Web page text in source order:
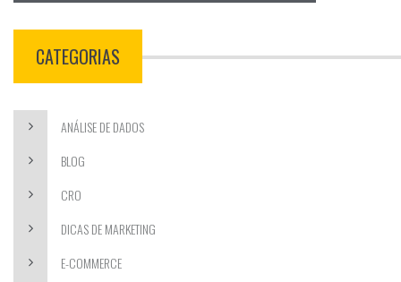
CATEGORIAS
ANÁLISE DE DADOS
BLOG
CRO
DICAS DE MARKETING
E-COMMERCE